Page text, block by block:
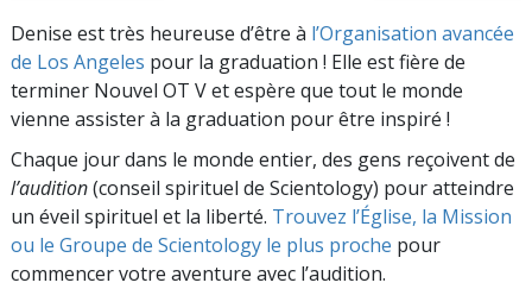
Denise est très heureuse d’être à l’Organisation avancée
de Los Angeles pour la graduation ! Elle est fière de
terminer Nouvel OT V et espère que tout le monde
vienne assister à la graduation pour être inspiré !
Chaque jour dans le monde entier, des gens reçoivent de
l’audition(conseil spirituel de Scientology) pour atteindre
un éveil spirituel et la liberté. Trouvez l’Église, la Mission
ou le Groupe de Scientology le plus proche pour
commencer votre aventure avec l’audition.